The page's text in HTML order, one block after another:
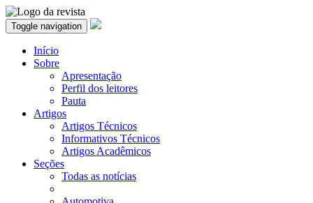
Toggle navigation
Início
Sobre
Apresentação
Perfil dos leitores
Pauta
Artigos
Artigos Técnicos
Informativos Técnicos
Artigos Acadêmicos
Seções
Todas as notícias